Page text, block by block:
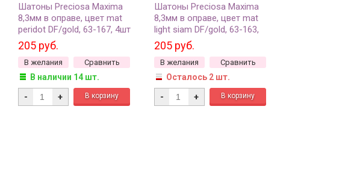
Шатоны Preciosa Maxima
8,3мм в оправе, цвет mat
peridot DF/gold, 63-167, 4шт
205 руб.
В желания Сравнить
В наличии 14 шт.
- +
Шатоны Preciosa Maxima
8,3мм в оправе, цвет mat
light siam DF/gold, 63-163,
4шт
205 руб.
В желания Сравнить
Осталось 2 шт.
- +